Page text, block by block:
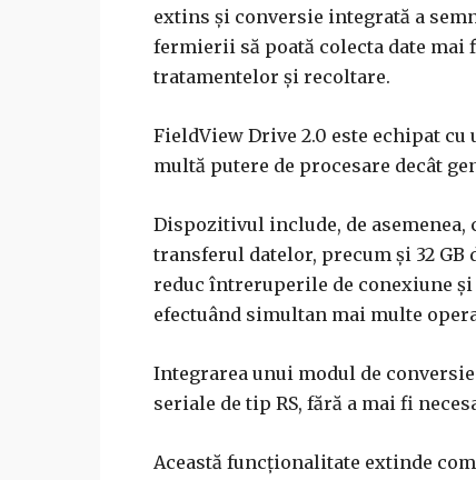
extins și conversie integrată a
fermierii să poată colecta date
tratamentelor și recoltare.
FieldView Drive 2.0 este echipat
multă putere de procesare decât
Dispozitivul include, de
transferul datelor, precum și 32
reduc întreruperile de conexiune
efectuând simultan mai multe
Integrarea unui modul de
seriale de tip RS, fără a mai fi
Această funcționalitate extinde